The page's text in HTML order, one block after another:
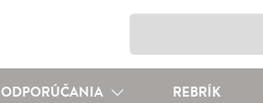
ODPORÚČANIA REBRÍK